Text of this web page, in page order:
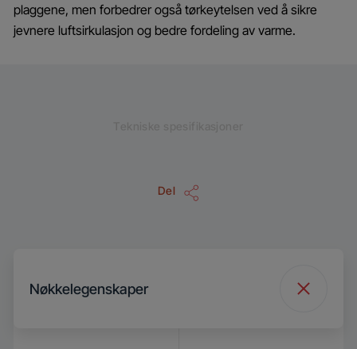
plaggene, men forbedrer også tørkeytelsen ved å sikre
jevnere luftsirkulasjon og bedre fordeling av varme.
Del
Nøkkelegenskaper